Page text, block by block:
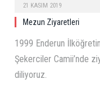
21 KASIM 2019
Mezun Ziyaretleri
1999 Enderun
Şekerciler Camii’nde
diliyoruz.